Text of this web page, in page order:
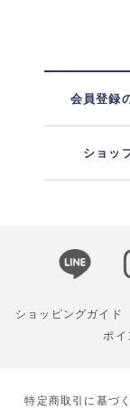
会員登録
ショッ
ショッピングガイド
ポイ
特定商取引に基づ